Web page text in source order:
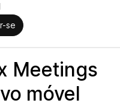
se
Meetings
móvel